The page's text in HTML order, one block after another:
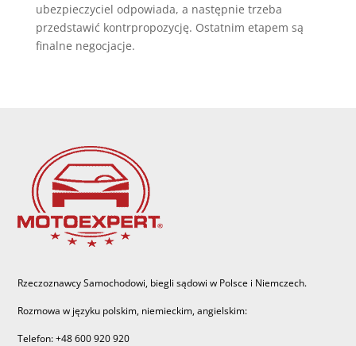
ubezpieczyciel odpowiada, a następnie trzeba
przedstawić kontrpropozycję. Ostatnim etapem są
finalne negocjacje.
Rzeczoznawcy Samochodowi, biegli sądowi w Polsce i Niemczech.
Rozmowa w języku polskim, niemieckim, angielskim:
Telefon: +48 600 920 920